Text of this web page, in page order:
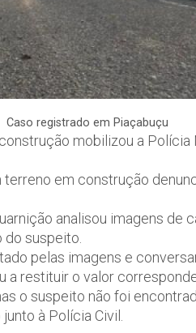
Caso registrado em Piaçabuçu
mobilizou a Polícia
terreno em construção
analisou imagens de
suspeito.
pelas imagens e
restituir o valor
o suspeito não foi
à Polícia Civil.